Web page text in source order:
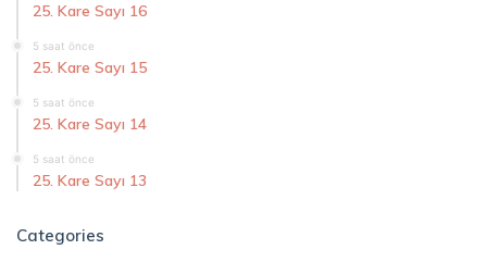
25. Kare Sayı 16
5 saat önce
25. Kare Sayı 15
5 saat önce
25. Kare Sayı 14
5 saat önce
25. Kare Sayı 13
Categories